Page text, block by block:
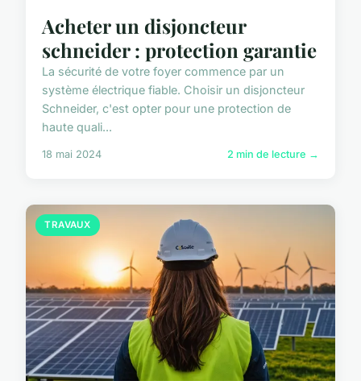
Acheter un disjoncteur
schneider : protection garantie
La sécurité de votre foyer commence par un
système électrique fiable. Choisir un disjoncteur
Schneider, c'est opter pour une protection de
haute quali...
18 mai 2024 2 min de lecture →
TRAVAUX